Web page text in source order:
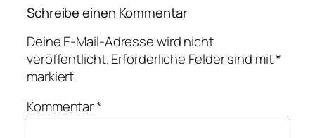
Schreibe einen Kommentar
Deine E-Mail-Adresse wird nicht
veröffentlicht.Erforderliche Felder sind mit*
markiert
Kommentar*